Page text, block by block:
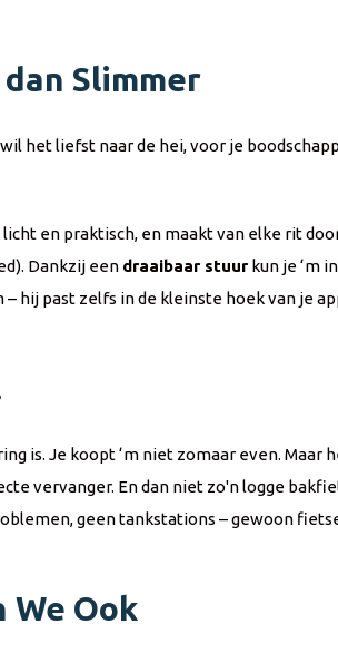
Slimmer
het liefst naar de hei, voor je
en praktisch, en maakt van elke rit
Dankzij een draaibaar stuur kun je ‘m
hij past zelfs in de kleinste hoek van je
is. Je koopt ‘m niet zomaar even. Maar
vervanger. En dan niet zo'n logge
geen tankstations – gewoon
We Ook